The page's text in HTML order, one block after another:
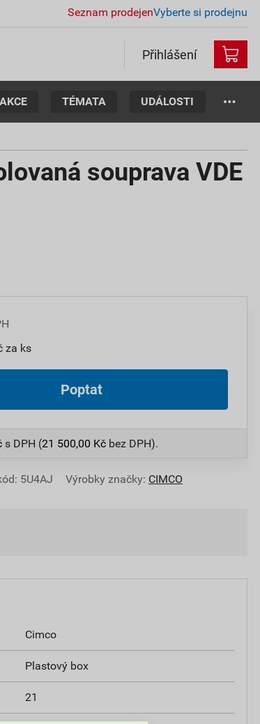
Seznam prodejenVyberte si prodejnu
Přihlášení
AKCE TÉMATA UDÁLOSTI
souprava VDE
za ks
Poptat
s DPH (21 500,00 Kč bez DPH).
5U4AJ Výrobky značky: CIMCO
Cimco
Plastový box
21